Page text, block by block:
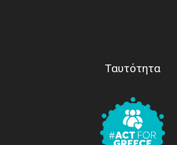
Ταυτότητα